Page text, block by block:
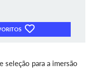
seleção para a imersão